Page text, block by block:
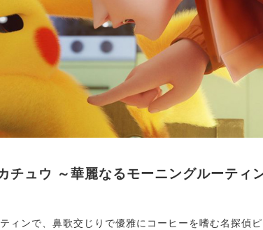
チュウ ～華麗なるモーニングルーティ
ィンで、鼻歌交じりで優雅にコーヒーを嗜む名探偵ピ